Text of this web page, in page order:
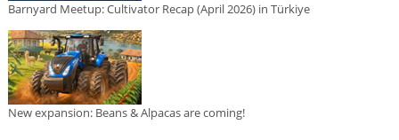
Barnyard Meetup: Cultivator Recap (April 2026) in Türkiye
New expansion: Beans & Alpacas are coming!